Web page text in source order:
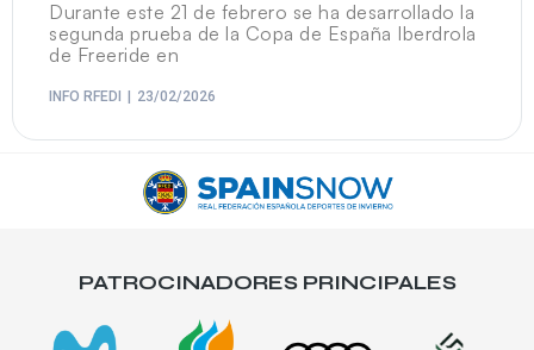
Durante este 21 de febrero se ha desarrollado la
segunda prueba de la Copa de España Iberdrola
de Freeride en
INFO RFEDI 23/02/2026
PATROCINADORES PRINCIPALES